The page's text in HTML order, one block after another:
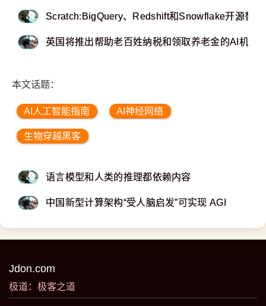
Scratch:BigQuery、Redshift和Snowflake开源替代
英国将推出帮助老百姓纳税和领取养老金的AI机器
本文话题：
AI人工智能指南 AI神经网络
生物穿越黑客
语言模型和人类的推理都依赖内容
中国新型计算架构“受人脑启发”可实现 AGI
Jdon.com
极道：极客之道